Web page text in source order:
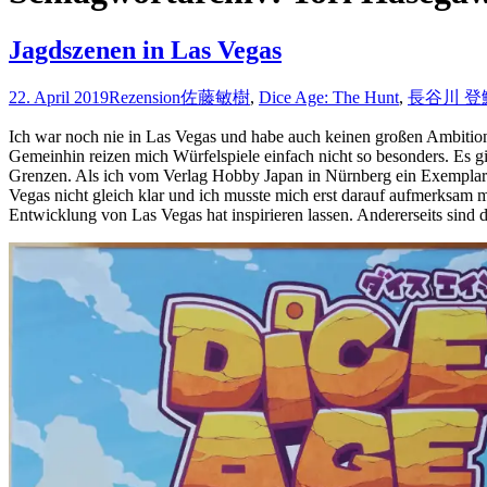
Jagdszenen in Las Vegas
22. April 2019Rezension佐藤敏樹, Dice Age: The Hunt, 長谷川 登
Ich war noch nie in Las Vegas und habe auch keinen großen
Gemeinhin reizen mich Würfelspiele einfach nicht so besonders. Es
Grenzen. Als ich vom Verlag Hobby Japan in Nürnberg ein
Vegas nicht gleich klar und ich musste mich erst darauf aufmerksam
Entwicklung von Las Vegas hat inspirieren lassen. Andererseits